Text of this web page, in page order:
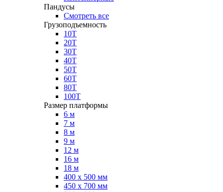
Пандусы
Смотреть все
Грузоподъемность
10Т
20Т
30Т
40Т
50Т
60Т
80Т
100Т
Размер платформы
6 м
7 м
8 м
9 м
12 м
16 м
18 м
400 х 500 мм
450 х 700 мм